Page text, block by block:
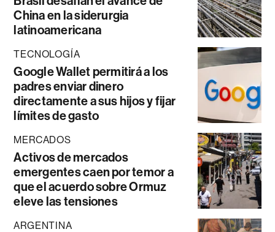
China en la siderurgia
latinoamericana
TECNOLOGÍA
Google Wallet permitirá a los
padres enviar dinero
directamente a sus hijos y fijar
límites de gasto
MERCADOS
Activos de mercados
emergentes caen por temor a
que el acuerdo sobre Ormuz
eleve las tensiones
ARGENTINA